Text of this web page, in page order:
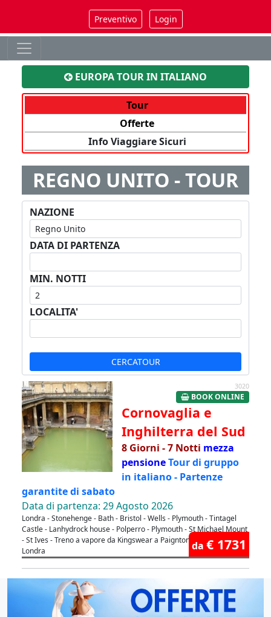
Preventivo Login
EUROPA TOUR IN ITALIANO
Tour
Offerte
Info Viaggiare Sicuri
REGNO UNITO - TOUR
NAZIONE
DATA DI PARTENZA
MIN. NOTTI
LOCALITA'
CERCATOUR
3020
BOOK ONLINE
Cornovaglia e
Inghilterra del Sud
8 Giorni - 7 Notti mezza
pensioneTour di gruppo
in italiano - Partenze
garantite di sabato
Data di partenza: 29 Agosto 2026
Londra - Stonehenge - Bath - Bristol - Wells - Plymouth - Tintagel
Castle - Lanhydrock house - Polperro - Plymouth - St Michael Mount
- St Ives - Treno a vapore da Kingswear a Paignton - Winchester -
Londra
da € 1731